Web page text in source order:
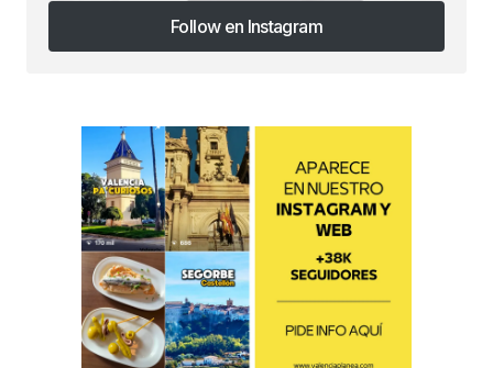
Follow en Instagram
Follow en Instagram